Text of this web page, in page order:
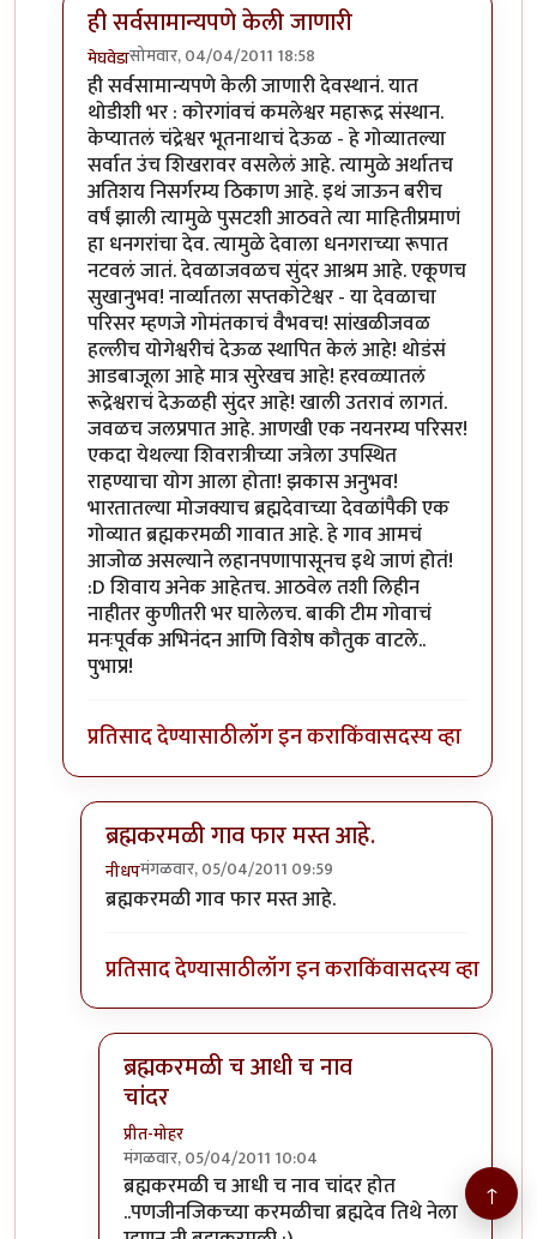
ही सर्वसामान्यपणे केली जाणारी
मेघवेडासोमवार, 04/04/2011 18:58
In reply toगोव्यातील मंदीरे खरोखरच फारby
ही सर्वसामान्यपणे केली जाणारी देवस्थानं. यात
थोडीशी भर : कोरगांवचं कमलेश्वर महारूद्र संस्थान.
केप्यातलं चंद्रेश्वर भूतनाथाचं देऊळ - हे गोव्यातल्या
सर्वात उंच शिखरावर वसलेलं आहे. त्यामुळे अर्थातच
अतिशय निसर्गरम्य ठिकाण आहे. इथं जाऊन बरीच
वर्षं झाली त्यामुळे पुसटशी आठवते त्या माहितीप्रमाणं
हा धनगरांचा देव. त्यामुळे देवाला धनगराच्या रूपात
नटवलं जातं. देवळाजवळच सुंदर आश्रम आहे. एकूणच
सुखानुभव! नार्व्यातला सप्तकोटेश्वर - या देवळाचा
परिसर म्हणजे गोमंतकाचं वैभवच! सांखळीजवळ
हल्लीच योगेश्वरीचं देऊळ स्थापित केलं आहे! थोडंसं
आडबाजूला आहे मात्र सुरेखच आहे! हरवळ्यातलं
रूद्रेश्वराचं देऊळही सुंदर आहे! खाली उतरावं लागतं.
जवळच जलप्रपात आहे. आणखी एक नयनरम्य परिसर!
एकदा येथल्या शिवरात्रीच्या जत्रेला उपस्थित
राहण्याचा योग आला होता! झकास अनुभव!
भारतातल्या मोजक्याच ब्रह्मदेवाच्या देवळांपैकी एक
गोव्यात ब्रह्मकरमळी गावात आहे. हे गाव आमचं
आजोळ असल्याने लहानपणापासूनच इथे जाणं होतं!
:D शिवाय अनेक आहेतच. आठवेल तशी लिहीन
नाहीतर कुणीतरी भर घालेलच. बाकी टीम गोवाचं
मनःपूर्वक अभिनंदन आणि विशेष कौतुक वाटले..
पुभाप्र!
प्रतिसाद देण्यासाठीलॉग इन कराकिंवासदस्य व्हा
ब्रह्मकरमळी गाव फार मस्त आहे.
नीधपमंगळवार, 05/04/2011 09:59
In reply toही सर्वसामान्यपणे केली जाणारी
ब्रह्मकरमळी गाव फार मस्त आहे.
प्रतिसाद देण्यासाठीलॉग इन कराकिंवासदस्य व्हा
ब्रह्मकरमळी च आधी च नाव
चांदर
प्रीत-मोहर
मंगळवार, 05/04/2011 10:04
In reply toब्रह्मकरमळी गाव फार मस्त आहे. by नीधप
ब्रह्मकरमळी च आधी च नाव चांदर होत
..पणजीनजिकच्या करमळीचा ब्रह्मदेव तिथे नेला
↑